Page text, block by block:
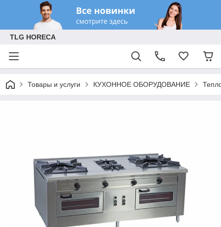
TLG HORECA
Товары и услуги КУХОННОЕ ОБОРУДОВАНИЕ